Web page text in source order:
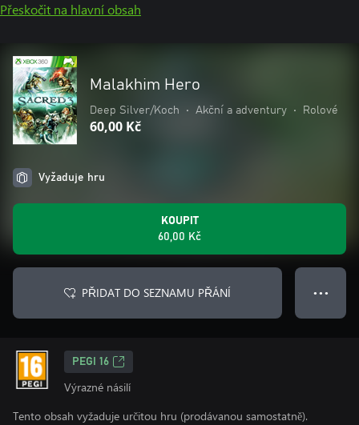
Přeskočit na hlavní obsah
Malakhim Hero
Deep Silver/Koch • Akční a adventury • Rolové
60,00 Kč
Vyžaduje hru
KOUPIT
60,00 Kč
PŘIDAT DO SEZNAMU PŘÁNÍ ● ● ●
PEGI 16
Výrazné násilí
Tento obsah vyžaduje určitou hru (prodávanou samostatně).